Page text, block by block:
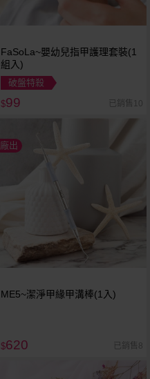
FaSoLa~嬰幼兒指甲護理套裝(1
組入)
破盤特殺
$99 已銷售10
廠出
ME5~潔淨甲緣甲溝棒(1入)
$620 已銷售8